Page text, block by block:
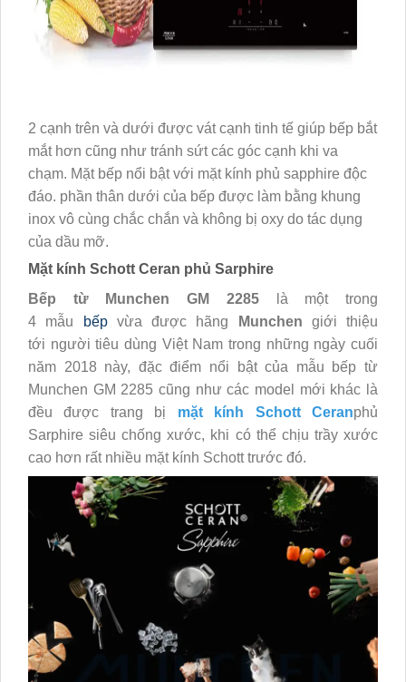
2 cạnh trên và dưới được vát cạnh tinh tế giúp bếp bắt
mắt hơn cũng như tránh sứt các góc cạnh khi va
chạm. Mặt bếp nổi bật với mặt kính phủ sapphire độc
đáo. phần thân dưới của bếp được làm bằng khung
inox vô cùng chắc chắn và không bị oxy do tác dụng
của dầu mỡ.
Mặt kính Schott Ceran phủ Sarphire
Bếp từ Munchen GM 2285là một trong
4 mẫu
bếpvừa được hãng Munchen giới thiệu
tới người tiêu dùng Việt Nam trong những ngày cuối
năm 2018 này, đặc điểm nổi bật của mẫu bếp từ
Munchen GM 2285 cũng như các model mới khác là
đều được trang bị mặt kính Schott Ceranphủ
Sarphire siêu chống xước, khi có thể chịu trầy xước
cao hơn rất nhiều mặt kính Schott trước đó.